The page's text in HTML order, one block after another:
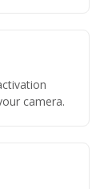
camera.